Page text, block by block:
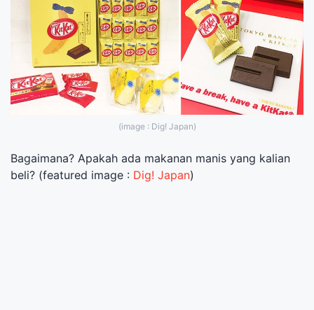
(image : Dig! Japan)
Bagaimana? Apakah ada makanan manis yang kalian
beli? (featured image : Dig! Japan)